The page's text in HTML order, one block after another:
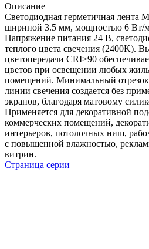
Описание
Светодиодная герметичная лента
шириной 3.5 мм, мощностью 6 Вт/
Напряжение питания 24 В,
теплого цвета свечения (2400K).
цветопередачи CRI>90
цветов при освещении любых
помещений. Минимальный
линии свечения создается без
экранов, благодаря матовому
Применяется для декоративной
коммерческих помещений,
интерьеров, потолочных ниш,
с повышенной влажностью,
витрин.
Страница серии